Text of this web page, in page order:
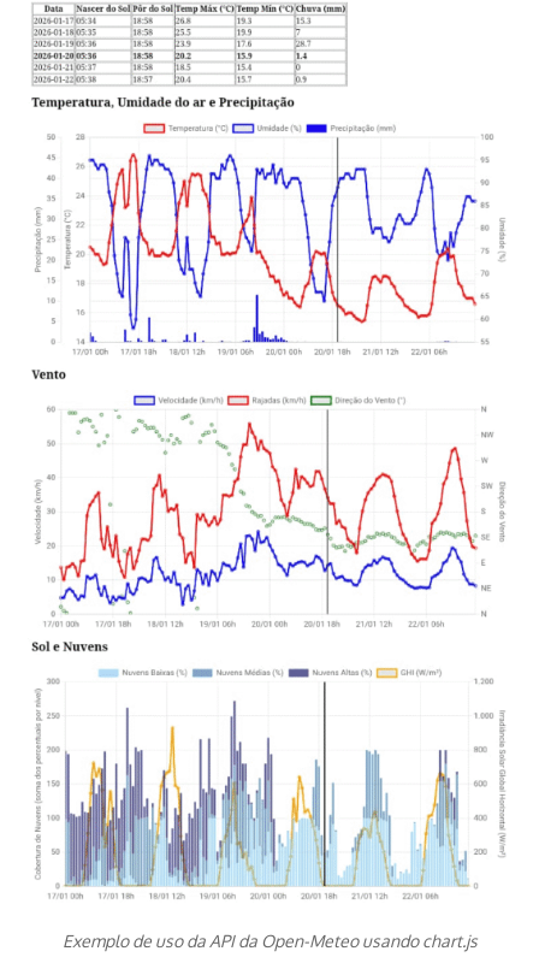
Exemplo de uso da API da Open-Meteo usando chart.js